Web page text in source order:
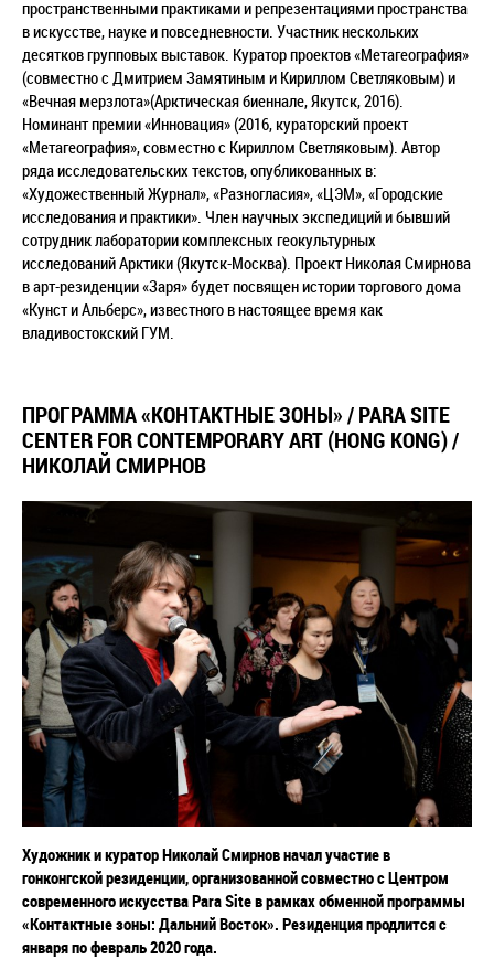
пространственными практиками и репрезентациями пространства
в искусстве, науке и повседневности. Участник нескольких
десятков групповых выставок. Куратор проектов «Метагеография»
(совместно с Дмитрием Замятиным и Кириллом Светляковым) и
«Вечная мерзлота»(Арктическая биеннале, Якутск, 2016).
Номинант премии «Инновация» (2016, кураторский проект
«Метагеография», совместно с Кириллом Светляковым). Автор
ряда исследовательских текстов, опубликованных в:
«Художественный Журнал», «Разногласия», «ЦЭМ», «Городские
исследования и практики». Член научных экспедиций и бывший
сотрудник лаборатории комплексных геокультурных
исследований Арктики (Якутск-Москва). Проект Николая Смирнова
в арт-резиденции «Заря» будет посвящен истории торгового дома
«Кунст и Альберс», известного в настоящее время как
владивостокский ГУМ.
ПРОГРАММА «КОНТАКТНЫЕ ЗОНЫ» / PARA SITE
CENTER FOR CONTEMPORARY ART (HONG KONG) /
НИКОЛАЙ СМИРНОВ
Художник и куратор Николай Смирнов начал участие в
гонконгской резиденции, организованной совместно с Центром
современного искусства Para Site в рамках обменной программы
«Контактные зоны: Дальний Восток». Резиденция продлится с
января по февраль 2020 года.